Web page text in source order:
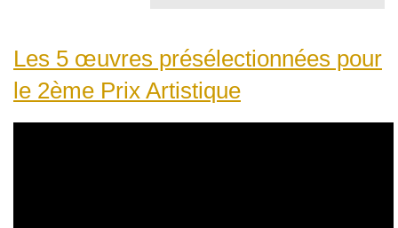
Les 5 œuvres présélectionnées pour
le 2ème Prix Artistique